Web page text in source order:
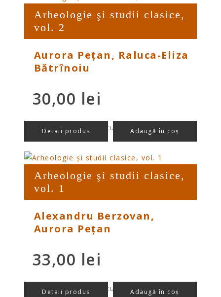
Arheologie şi studii clasice,
vol. 2
Aurora Pețan, Raluca-Eliza
Bătrînoiu
30,00 lei
preț/buc cu TVA
Detaii produs Adaugă în coș
Arheologie şi studii clasice,
vol. 1
Alexandru Berzovan,
Aurora Pețan
33,00 lei
preț/buc cu TVA
Detaii produs Adaugă în coș